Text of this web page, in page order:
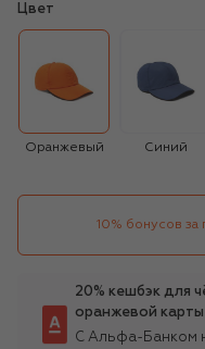
Цвет
Оранжевый Синий
10% бонусов
20% кешбэк для
оранжевой карты
С Альфа-Банком